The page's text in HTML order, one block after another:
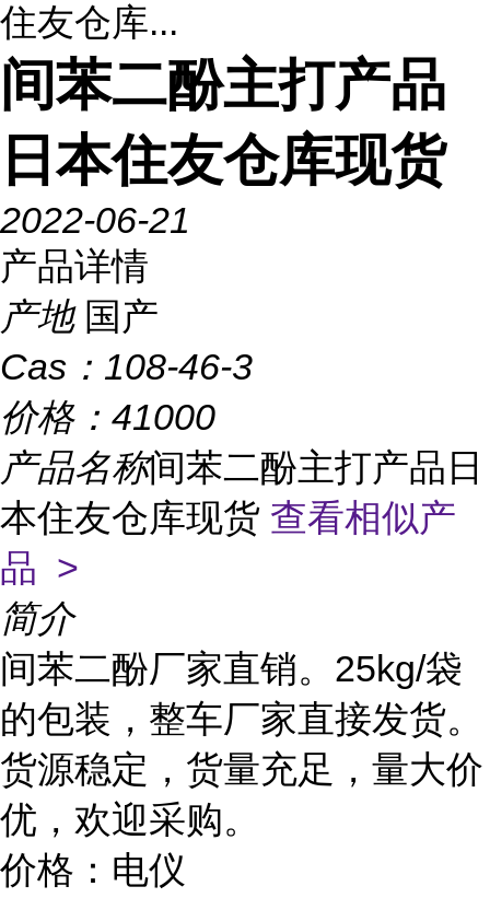
住友仓库...
间苯二酚主打产品
日本住友仓库现货
2022-06-21
产品详情
产地 国产
Cas： 108-46-3
价格： 41000
产品名称间苯二酚主打产品日
本住友仓库现货 查看相似产
品 >
简介
间苯二酚厂家直销。25kg/袋
的包装，整车厂家直接发货。
货源稳定，货量充足，量大价
优，欢迎采购。
价格：电仪